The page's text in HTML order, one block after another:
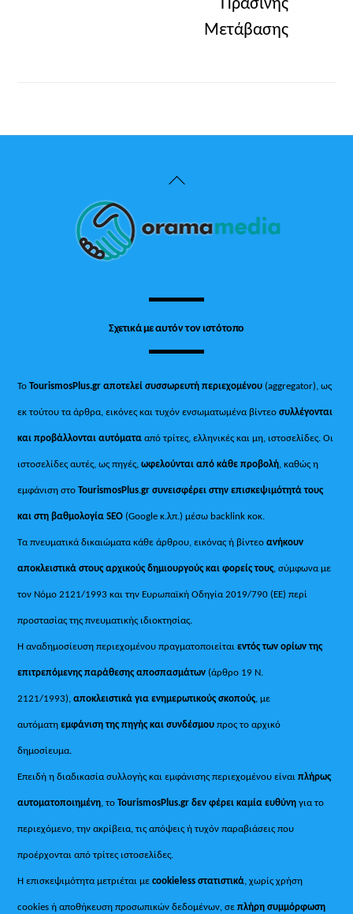
Μετάβασης
Back
Top
Σχετικά με αυτόν τον ιστότοπο
ΤοTourismosPlus.gr αποτελεί συσσωρευτή περιεχομένου (aggregator), ως
εκ τούτου τα άρθρα, εικόνες και τυχόν ενσωματωμένα βίντεοσυλλέγονται
και προβάλλονται αυτόματααπό τρίτες, ελληνικές και μη, ιστοσελίδες. Οι
ιστοσελίδες αυτές, ως πηγές,ωφελούνται από κάθε προβολή, καθώς η
εμφάνιση στοTourismosPlus.gr συνεισφέρει στην επισκεψιμότητά τους
και στη βαθμολογία SEO (Google κ.λπ.) μέσω backlink κοκ.
Τα πνευματικά δικαιώματα κάθε άρθρου, εικόνας ή βίντεοανήκουν
αποκλειστικά στους αρχικούς δημιουργούς και φορείς τους, σύμφωνα με
τον Νόμο 2121/1993 και την Ευρωπαϊκή Οδηγία 2019/790 (ΕΕ) περί
προστασίας της πνευματικής ιδιοκτησίας.
Η αναδημοσίευση περιεχομένου πραγματοποιείταιεντός των ορίων της
επιτρεπόμενης παράθεσης αποσπασμάτων (άρθρο 19 Ν.
2121/1993), αποκλειστικά για ενημερωτικούς σκοπούς, με
αυτόματηεμφάνιση της πηγής και συνδέσμου προς το αρχικό
δημοσίευμα.
Επειδή η διαδικασία συλλογής και εμφάνισης περιεχομένου είναιπλήρως
αυτοματοποιημένη, τοTourismosPlus.gr δεν φέρει καμία ευθύνη για το
περιεχόμενο, την ακρίβεια, τις απόψεις ή τυχόν παραβιάσεις που
προέρχονται από τρίτες ιστοσελίδες.
Η επισκεψιμότητα μετριέται μεcookieless στατιστικά, χωρίς χρήση
cookies ή αποθήκευση προσωπικών δεδομένων, σεπλήρη συμμόρφωση